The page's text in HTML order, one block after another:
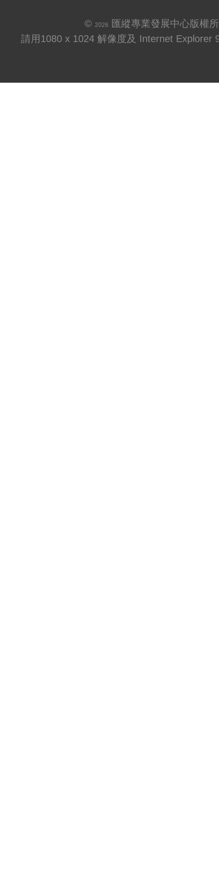
© 2026
匯縱專業發展中心版權
請用1080 x 1024 解像度及 Internet Explorer